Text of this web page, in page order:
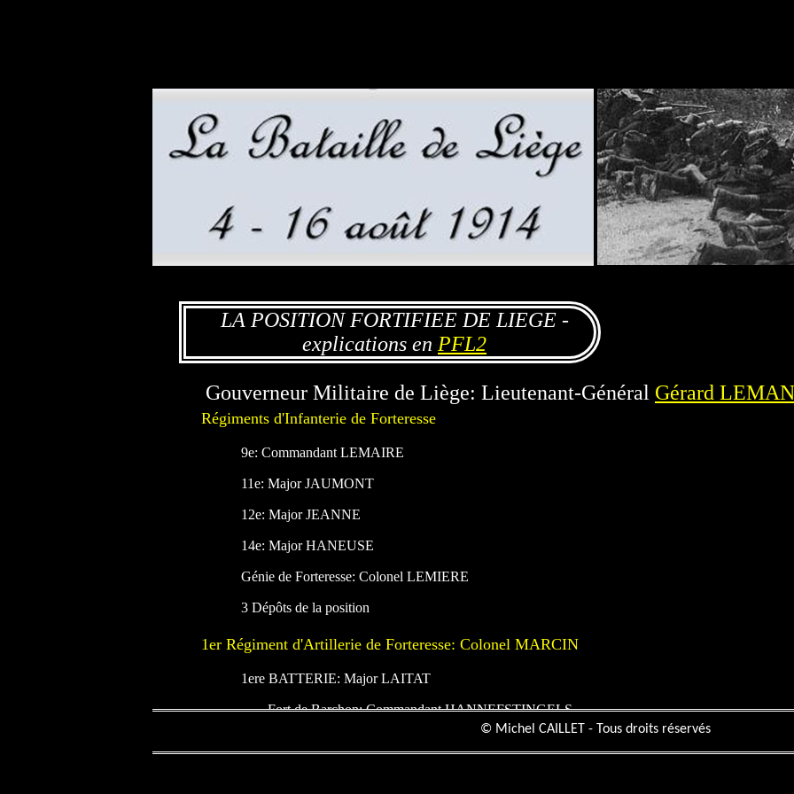
LA POSITION FORTIFIEE DE LIEGE -
explications en PFL2
Gouverneur Militaire de Liège: Lieutenant-Général Gérard LEMAN
Régiments d'Infanterie de Forteresse
9e: Commandant LEMAIRE
11e: Major JAUMONT
12e: Major JEANNE
14e: Major HANEUSE
Génie de Forteresse: Colonel LEMIERE
3 Dépôts de la position
1er Régiment d'Artillerie de Forteresse: Colonel MARCIN
1ere BATTERIE: Major LAITAT
Fort de Barchon: Commandant HANNEFSTINGELS
Fort de Chaudfontaine: Commandant NAMECHE
Fort de Fléron: CommandantMOZIN
© Michel CAILLET - Tous droits réservés